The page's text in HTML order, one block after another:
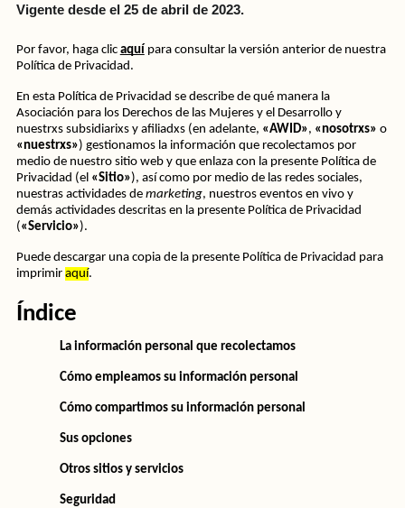
Vigente desde el 25 de abril de 2023.
Por favor, haga clic aquí para consultar la versión anterior de nuestra
Política de Privacidad.
En esta Política de Privacidad se describe de qué manera la
Asociación para los Derechos de las Mujeres y el Desarrollo y
nuestrxs subsidiarixs y afiliadxs (en adelante, «AWID», «nosotrxs»
o
«nuestrxs») gestionamos la información que recolectamos por
medio de nuestro sitio web y que enlaza con la presente Política de
Privacidad (el «Sitio»), así como por medio de las redes sociales,
nuestras actividades de marketing, nuestros eventos en vivo y
demás actividades descritas en la presente Política de Privacidad
( «Servicio»).
Puede descargar una copia de la presente Política de Privacidad para
imprimir aquí.
Índice
La información personal que recolectamos
Cómo empleamos su información personal
Cómo compartimos su información personal
Sus opciones
Otros sitios y servicios
Seguridad